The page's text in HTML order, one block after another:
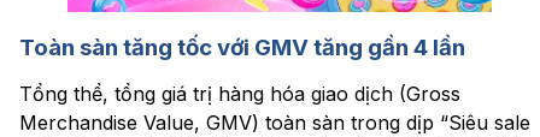
Toàn sàn tăng tốc với GMV tăng gần 4 lần
Tổng thể, tổng giá trị hàng hóa giao dịch (Gross
Merchandise Value, GMV) toàn sàn trong dịp “Siêu sale